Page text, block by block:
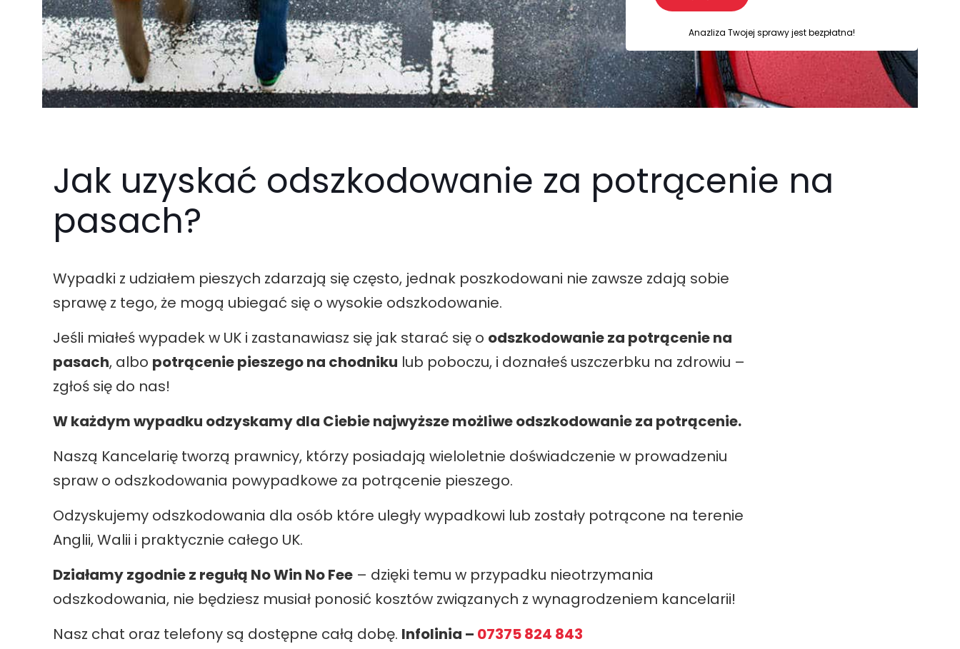
Anazliza Twojej sprawy jest bezpłatna!
Jak uzyskać odszkodowanie za potrącenie na
pasach?
Wypadki z udziałem pieszych zdarzają się często, jednak poszkodowani nie zawsze zdają sobie
sprawę z tego, że mogą ubiegać się o wysokie odszkodowanie.
Jeśli miałeś wypadek w UK i zastanawiasz się jak starać się o odszkodowanie za potrącenie na
pasach, albo potrącenie pieszego na chodniku lub poboczu, i doznałeś uszczerbku na zdrowiu –
zgłoś się do nas!
W każdym wypadku odzyskamy dla Ciebie najwyższe możliwe odszkodowanie za potrącenie.
Naszą Kancelarię tworzą prawnicy, którzy posiadają wieloletnie doświadczenie w prowadzeniu
spraw o odszkodowania powypadkowe za potrącenie pieszego.
Odzyskujemy odszkodowania dla osób które uległy wypadkowi lub zostały potrącone na terenie
Anglii, Walii i praktycznie całego UK.
Działamy zgodnie z regułą No Win No Fee – dzięki temu w przypadku nieotrzymania
odszkodowania, nie będziesz musiał ponosić kosztów związanych z wynagrodzeniem kancelarii!
Nasz chat oraz telefony są dostępne całą dobę. Infolinia – 07375 824 843